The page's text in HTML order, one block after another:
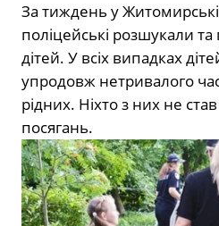
За тиждень у
поліцейські розшукали
дітей. У всіх випадках
упродовж нетривалого
рідних. Ніхто з них не
посягань.